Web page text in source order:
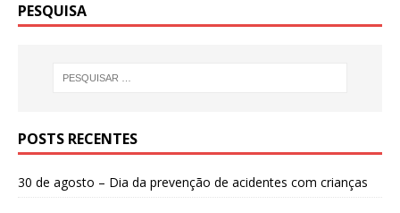
PESQUISA
POSTS RECENTES
30 de agosto – Dia da prevenção de acidentes com crianças